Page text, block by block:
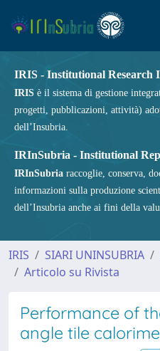
IRIS - Institutional Research
IRIS è il sistema di gestione
progetti, pubblicazioni, attività)
dell’Insubria.
IRInSubria - Institutional
IRInSubria raccoglie, conserva,
informazioni sulla produzione
dell’Insubria anche ai fini della
IRIS SIARI UNINSUBRIA
Articolo su Rivista
Performance of
angle tile